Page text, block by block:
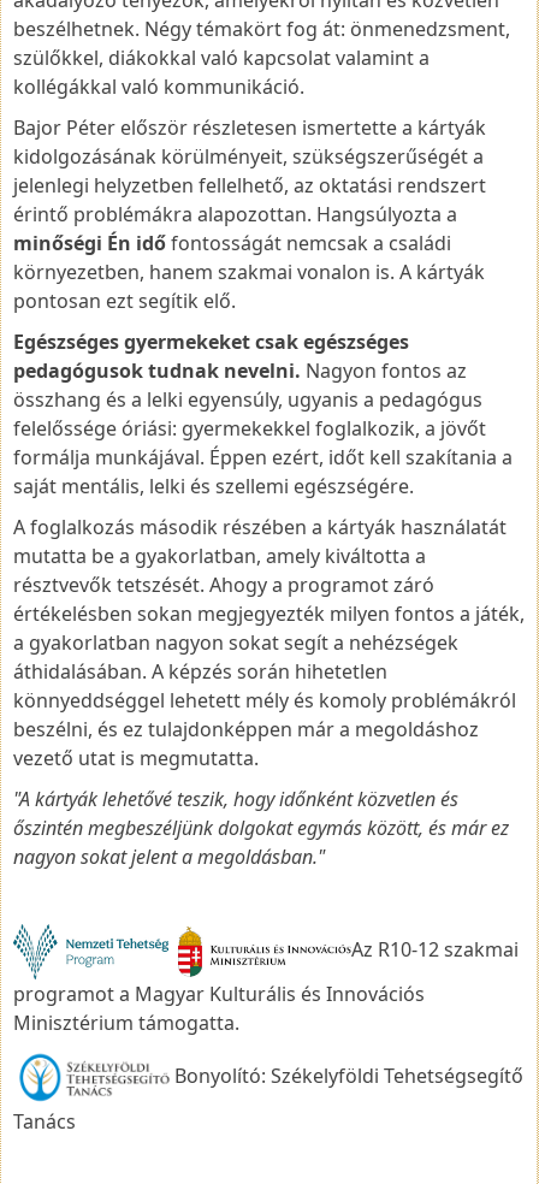
beszélhetnek. Négy témakört fog át: önmenedzsment,
szülőkkel, diákokkal való kapcsolat valamint a
kollégákkal való kommunikáció.
Bajor Péter először részletesen ismertette a kártyák
kidolgozásának körülményeit, szükségszerűségét a
jelenlegi helyzetben fellelhető, az oktatási rendszert
érintő problémákra alapozottan. Hangsúlyozta a
minőségi Én időfontosságát nemcsak a családi
környezetben, hanem szakmai vonalon is. A kártyák
pontosan ezt segítik elő.
Egészséges gyermekeket csak egészséges
pedagógusok tudnak nevelni. Nagyon fontos az
összhang és a lelki egyensúly, ugyanis a pedagógus
felelőssége óriási: gyermekekkel foglalkozik, a jövőt
formálja munkájával. Éppen ezért, időt kell szakítania a
saját mentális, lelki és szellemi egészségére.
A foglalkozás második részében a kártyák használatát
mutatta be a gyakorlatban, amely kiváltotta a
résztvevők tetszését. Ahogy a programot záró
értékelésben sokan megjegyezték milyen fontos a játék,
a gyakorlatban nagyon sokat segít a nehézségek
áthidalásában. A képzés során hihetetlen
könnyeddséggel lehetett mély és komoly problémákról
beszélni, és ez tulajdonképpen már a megoldáshoz
vezető utat is megmutatta.
"A kártyák lehetővé teszik, hogy időnként közvetlen és
őszintén megbeszéljünk dolgokat egymás között, és már ez
nagyon sokat jelent a megoldásban."
Az R10-12 szakmai
programot a Magyar Kulturális és Innovációs
Minisztérium támogatta.
Bonyolító: Székelyföldi Tehetségsegítő
Tanács